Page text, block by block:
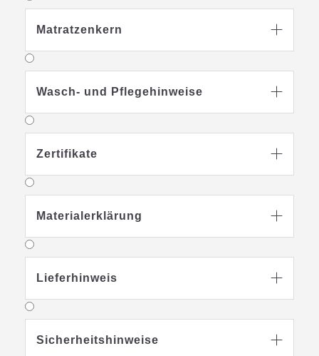
Matratzenkern 
Wasch- und Pflegehinweise 
Zertifikate 
Materialerklärung 
Lieferhinweis 
Sicherheitshinweise 